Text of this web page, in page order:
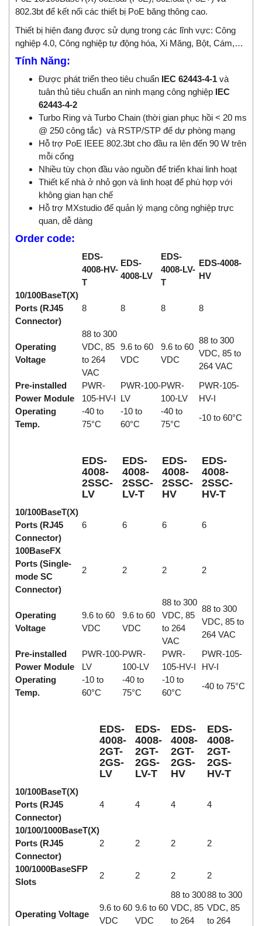
802.3bt để kết nối các thiết bị PoE băng thông cao.
Thiết bị hiện đang được sử dụng trong các lĩnh vực: Công
nghiệp 4.0, Công nghiệp tự động hóa, Xi Măng, Bột, Cám,…
Tính Năng:
Được phát triển theo tiêu chuẩn IEC 62443-4-1 và
tuân thủ tiêu chuẩn an ninh mạng công nghiệp IEC
62443-4-2
Turbo Ring và Turbo Chain (thời gian phục hồi < 20 ms
@ 250 công tắc) và RSTP/STP để dự phòng mạng
Hỗ trợ PoE IEEE 802.3bt cho đầu ra lên đến 90 W trên
mỗi cổng
Nhiều tùy chọn đầu vào nguồn để triển khai linh hoạt
Thiết kế nhà ở nhỏ gọn và linh hoạt để phù hợp với
không gian hạn chế
Hỗ trợ MXstudio để quản lý mạng công nghiệp trực
quan, dễ dàng
Order code:
EDS-
4008-HV-
T
EDS-
4008-LV
EDS-
4008-LV-
T
EDS-4008-
HV
10/100BaseT(X)
Ports (RJ45
Connector)
8 8 8 8
Operating
Voltage
88 to 300
VDC, 85
to 264
VAC
9.6 to 60
VDC
9.6 to 60
VDC
88 to 300
VDC, 85 to
264 VAC
Pre-installed
Power Module
PWR-
105-HV-I
PWR-100-
LV
PWR-
100-LV
PWR-105-
HV-I
Operating
Temp.
-40 to
75°C
-10 to
60°C
-40 to
75°C
-10 to 60°C
EDS-
4008-
2SSC-
LV
EDS-
4008-
2SSC-
LV-T
EDS-
4008-
2SSC-
HV
EDS-
4008-
2SSC-
HV-T
10/100BaseT(X)
Ports (RJ45
Connector)
6 6 6 6
100BaseFX
Ports (Single-
mode SC
Connector)
2 2 2 2
Operating
Voltage
9.6 to 60
VDC
9.6 to 60
VDC
88 to 300
VDC, 85
to 264
VAC
88 to 300
VDC, 85 to
264 VAC
Pre-installed
Power Module
PWR-100-
LV
PWR-
100-LV
PWR-
105-HV-I
PWR-105-
HV-I
Operating
Temp.
-10 to
60°C
-40 to
75°C
-10 to
60°C
-40 to 75°C
EDS-
4008-
2GT-
2GS-
LV
EDS-
4008-
2GT-
2GS-
LV-T
EDS-
4008-
2GT-
2GS-
HV
EDS-
4008-
2GT-
2GS-
HV-T
10/100BaseT(X)
Ports (RJ45
Connector)
4 4 4 4
10/100/1000BaseT(X)
Ports (RJ45
Connector)
2 2 2 2
100/1000BaseSFP
Slots
2 2 2 2
Operating Voltage
9.6 to 60
VDC
9.6 to 60
VDC
88 to 300
VDC, 85
to 264
88 to 300
VDC, 85
to 264